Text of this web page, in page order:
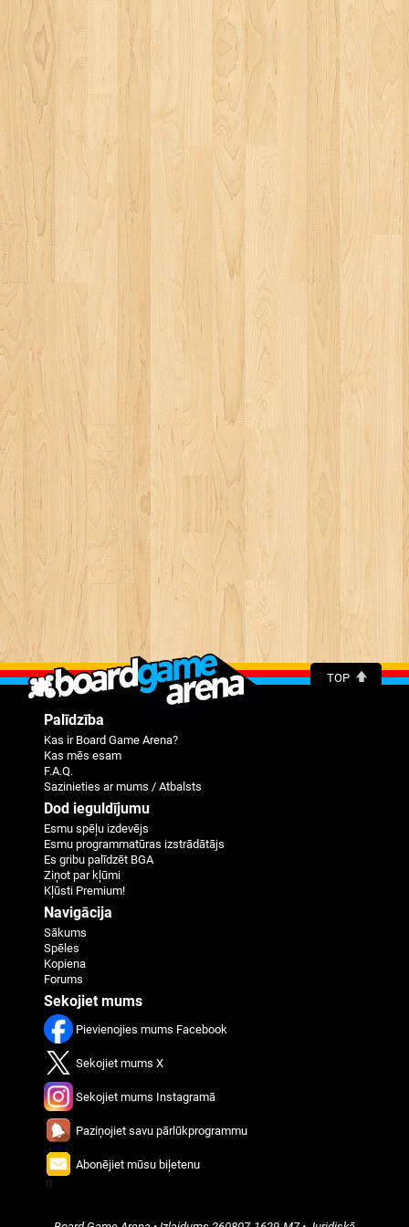
TOP
Palīdzība
Kas ir Board Game Arena?
Kas mēs esam
F.A.Q.
Sazinieties ar mums / Atbalsts
Dod ieguldījumu
Esmu spēļu izdevējs
Esmu programmatūras izstrādātājs
Es gribu palīdzēt BGA
Ziņot par kļūmi
Kļūsti Premium!
Navigācija
Sākums
Spēles
Kopiena
Forums
Sekojiet mums
Pievienojies mums Facebook
Sekojiet mums X
Sekojiet mums Instagramā
Paziņojiet savu pārlūkprogrammu
Abonējiet mūsu biļetenu
π